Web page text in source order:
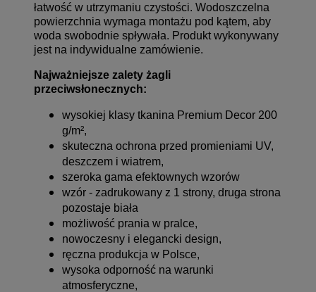
łatwość w utrzymaniu czystości. Wodoszczelna
powierzchnia wymaga montażu pod kątem, aby
woda swobodnie spływała. Produkt wykonywany
jest na indywidualne zamówienie.
Najważniejsze zalety żagli
przeciwsłonecznych:
wysokiej klasy tkanina Premium Decor 200
g/m²,
skuteczna ochrona przed promieniami UV,
deszczem i wiatrem,
szeroka gama efektownych wzorów
wzór - zadrukowany z 1 strony, druga strona
pozostaje biała
możliwość prania w pralce,
nowoczesny i elegancki design,
ręczna produkcja w Polsce,
wysoka odporność na warunki
atmosferyczne,